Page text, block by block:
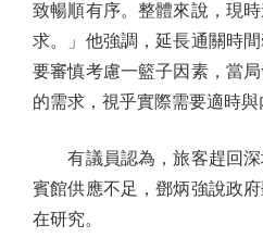
致暢順有序。整體來說，現
求。」他強調，延長通關時
要審慎考慮一籃子因素，當
的需求，視乎實際需要適時與
有議員認為，旅客趕回深
賓館供應不足，鄧炳強說政
在研究。